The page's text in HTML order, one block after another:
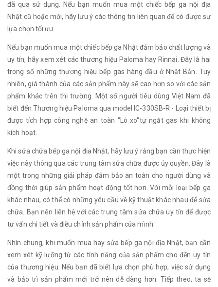
đã qua sử dụng. Nếu bạn muốn mua một chiếc bếp ga nội địa
Nhật cũ hoặc mới, hãy lưu ý các thông tin liên quan để có được sự
lựa chọn tối ưu.
Nếu bạn muốn mua một chiếc bếp ga Nhật đảm bảo chất lượng và
uy tín, hãy xem xét các thương hiệu Paloma hay Rinnai. Đây là hai
trong số những thương hiệu bếp gas hàng đầu ở Nhật Bản. Tuy
nhiên, giá thành của các sản phẩm này sẽ cao hơn so với các sản
phẩm khác trên thị trường. Một số người tiêu dùng Việt Nam đã
biết đến Thương hiệu Paloma qua model IC-330SB-R - Loại thiết bị
được tích hợp công nghệ an toàn "Lò xo"tự ngắt gas khi không
kích hoạt.
Khi sửa chữa bếp ga nội địa Nhật, hãy lưu ý rằng bạn cần thực hiện
việc này thông qua các trung tâm sửa chữa được ủy quyền. Đây là
một trong những giải pháp đảm bảo an toàn cho người dùng và
đồng thời giúp sản phẩm hoạt động tốt hơn. Với mỗi loại bếp ga
khác nhau, có thể có những yêu cầu về kỹ thuật khác nhau để sửa
chữa. Bạn nên liên hệ với các trung tâm sửa chữa uy tín để được
tư vấn chi tiết và điều chỉnh sản phẩm của mình.
Nhìn chung, khi muốn mua hay sửa bếp ga nội địa Nhật, bạn cần
xem xét kỹ lưỡng từ các tính năng của sản phẩm cho đến uy tín
của thương hiệu. Nếu bạn đã biết lựa chọn phù hợp, việc sử dụng
và bảo trì sản phẩm mới trở nên dễ dàng hơn. Tiếp theo, ta sẽ